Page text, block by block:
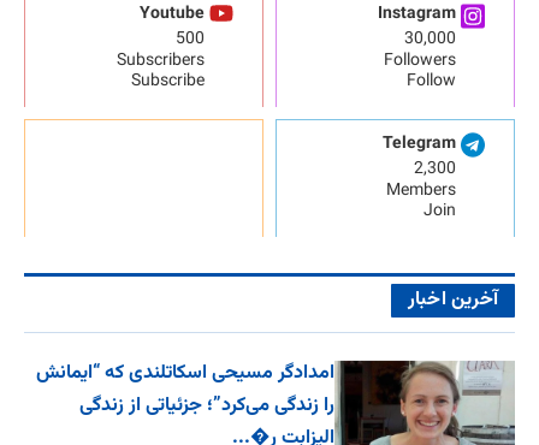
Instagram
30,000
Followers
Follow
Youtube
500
Subscribers
Subscribe
Telegram
2,300
Members
Join
آخرین اخبار
امدادگر مسیحی اسکاتلندی که “ایمانش
را زندگی می‌کرد”؛ جزئیاتی از زندگی
الیزابت ر�...